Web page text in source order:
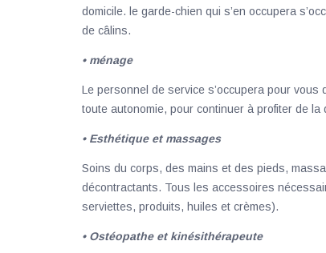
domicile. le garde-chien qui s’en occupera
de câlins.
• ménage
Le personnel de service s’occupera pour
toute autonomie, pour continuer à profiter de la
• Esthétique et massages
Soins du corps, des mains et des pieds,
décontractants. Tous les accessoires
serviettes, produits, huiles et crèmes).
• Ostéopathe et kinésithérapeute